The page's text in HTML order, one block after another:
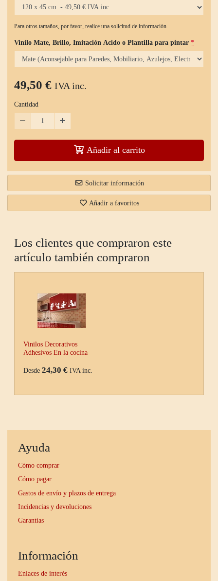
Para otros tamaños, por favor, realice una solicitud de información.
Vinilo Mate, Brillo, Imitación Acido o Plantilla para pintar *
49,50 € IVA inc.
Cantidad
Añadir al carrito
Solicitar información
Añadir a favoritos
Los clientes que compraron este
artículo también compraron
Vinilos Decorativos
Adhesivos En la cocina
Desde 24,30 € IVA inc.
Ayuda
Cómo comprar
Cómo pagar
Gastos de envío y plazos de entrega
Incidencias y devoluciones
Garantías
Información
Enlaces de interés